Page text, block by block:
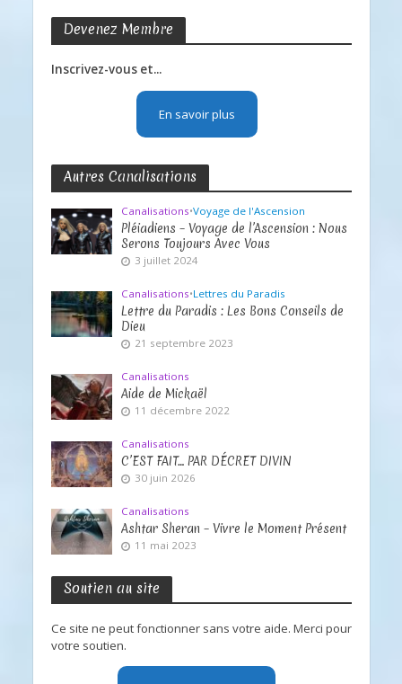
Devenez Membre
Inscrivez-vous et...
En savoir plus
Autres Canalisations
Canalisations•Voyage de l'Ascension
Pléiadiens – Voyage de l’Ascension : Nous
Serons Toujours Avec Vous
3 juillet 2024
Canalisations•Lettres du Paradis
Lettre du Paradis : Les Bons Conseils de
Dieu
21 septembre 2023
Canalisations
Aide de Mickaël
11 décembre 2022
Canalisations
C’EST FAIT… PAR DÉCRET DIVIN
30 juin 2026
Canalisations
Ashtar Sheran – Vivre le Moment Présent
11 mai 2023
Soutien au site
Ce site ne peut fonctionner sans votre aide. Merci pour
votre soutien.